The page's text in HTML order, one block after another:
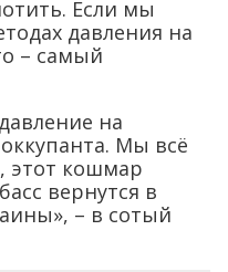
Если мы
давления на
– самый
на
Мы всё
этот кошмар
вернутся в
– в сотый